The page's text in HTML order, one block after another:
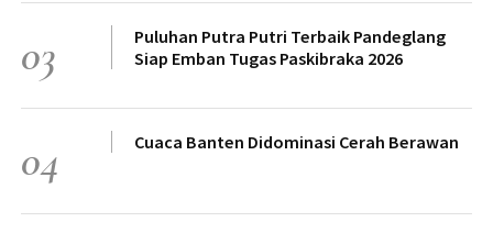
03
Puluhan Putra Putri Terbaik Pandeglang
Siap Emban Tugas Paskibraka 2026
04 Cuaca Banten Didominasi Cerah Berawan